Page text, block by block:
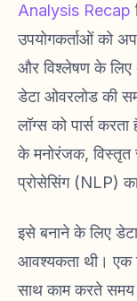
Analysis Recap
उपयोगकर्ताओं को
और विश्लेषण के
डेटा ओवरलोड की
लॉग्स को पार्स
के मनोरंजक, विस्तृत
प्रोसेसिंग (NLP)
इसे बनाने के लिए
आवश्यकता थी। एक
साथ काम करते समय